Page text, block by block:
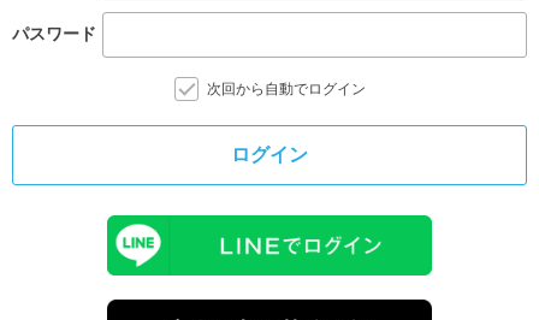
パスワード
次回から自動でログイン
ログイン